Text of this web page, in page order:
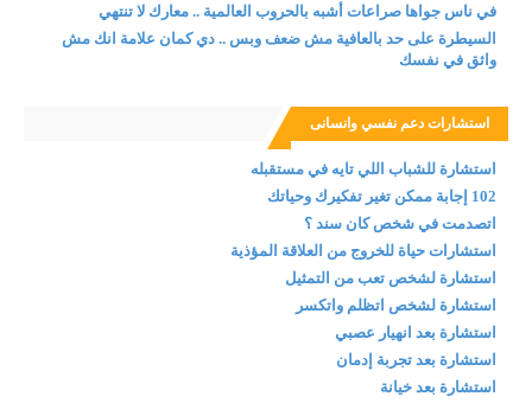
في ناس جواها صراعات أشبه بالحروب العالمية .. معارك لا تنتهي
السيطرة على حد بالعافية مش ضعف وبس .. دي كمان علامة انك مش
واثق في نفسك
استشارات دعم نفسي وانسانى
استشارة للشباب اللي تايه في مستقبله
102 إجابة ممكن تغير تفكيرك وحياتك
اتصدمت في شخص كان سند ؟
استشارات حياة للخروج من العلاقة المؤذية
استشارة لشخص تعب من التمثيل
استشارة لشخص اتظلم واتكسر
استشارة بعد انهيار عصبي
استشارة بعد تجربة إدمان
استشارة بعد خيانة